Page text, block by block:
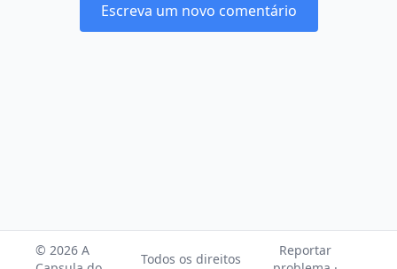
Escreva um novo comentário
© 2026 A
Todos os direitos
Reportar